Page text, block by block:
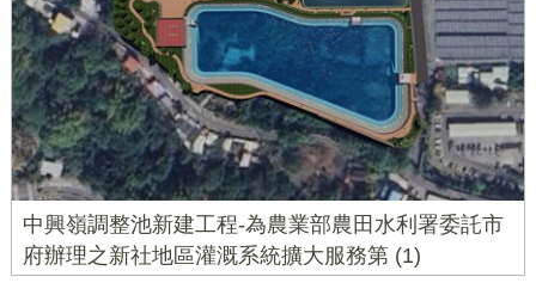
中興嶺調整池新建工程-為農業部農田水利署委託市
府辦理之新社地區灌溉系統擴大服務第 (1)